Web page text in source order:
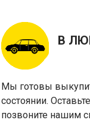
В
Мы готовы
состоянии.
позвоните нашим